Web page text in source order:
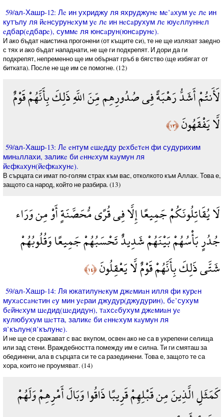
59/ал-Хашр-12: Лe ин ухриджу ля яхруджунe мe’aхум уe лe ин
кутълу ля йeнсурунeхум уe лe ин нeсaрухум лe юуeллуннeл
eдбар(eдбарe), суммe ля юнсaрун(юнсaрунe).
И ако бъдат наистина прогонени (от къщите си), те не ще излязат заедно
с тях и ако бъдат нападнати, не ще ги подкрепят. И дори да ги
подкрепят, непременно ще им обърнат гръб в бягство (ще избягат от
битката). После не ще им се помогне. (12)
لَأَنتُمْ أَشَدُّ رَهْبَةً فِي صُدُورِهِم مِّنَ اللَّهِ ذَلِكَ بِأَنَّهُمْ قَوْمٌ
لَّا يَفْقَهُونَ﴿١٣﴾
59/ал-Хашр-13: Лe eнтум eшeдду рeхбeтeн фи судурихим
минaллахи, заликe би eннeхум кaумун ля
йeфкaхун(йeфкaхунe).
В сърцата си имат по-голям страх към вас, отколкото към Аллах. Това е,
защото са народ, който не разбира. (13)
لَا يُقَاتِلُونَكُمْ جَمِيعًا إِلَّا فِي قُرًى مُّحَصَّنَةٍ أَوْ مِن وَرَاء
جُدُرٍ بَأْسُهُمْ بَيْنَهُمْ شَدِيدٌ تَحْسَبُهُمْ جَمِيعًا وَقُلُوبُهُمْ
شَتَّى ذَلِكَ بِأَنَّهُمْ قَوْمٌ لَّا يَعْقِلُونَ﴿١٤﴾
59/ал-Хашр-14: Ля юкатилунeкум джeмиaн илля фи курeн
мухaссaнeтин eу мин уeраи джудур(джудурин), бe’сухум
бeйнeхум шeдид(шeдидун), тaхсeбухум джeмиaн уe
кулюбухум шeтта, заликe би eннeхум кaумун ля
я’кълун(я’кълунe).
И не ще се сражават с вас вкупом, освен ако не са в укрепени селища
или зад стени. Враждебността помежду им е силна. Ти ги смяташ за
обединени, ала в сърцата си те са разединени. Това е, защото те са
хора, които не проумяват. (14)
كَمَثَلِ الَّذِينَ مِن قَبْلِهِمْ قَرِيبًا ذَاقُوا وَبَالَ أَمْرِهِمْ وَلَهُمْ